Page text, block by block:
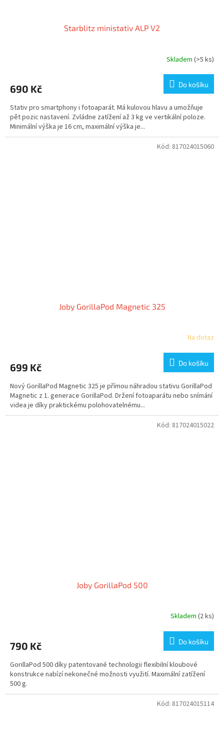
Starblitz ministativ ALP V2
Skladem (>5 ks)
690 Kč Do košíku
Stativ pro smartphony i fotoaparát. Má kulovou hlavu a umožňuje
pět pozic nastavení. Zvládne zatížení až 3 kg ve vertikální poloze.
Minimální výška je 16 cm, maximální výška je...
Joby GorillaPod Magnetic 325
Na dotaz
699 Kč Do košíku
Nový GorillaPod Magnetic 325 je přímou náhradou stativu GorillaPod
Magnetic z 1. generace GorillaPod. Držení fotoaparátu nebo snímání
videa je díky praktickému polohovatelnému...
Kód: 817024015060
Joby GorillaPod 500
Skladem (2 ks)
790 Kč Do košíku
GorillaPod 500 díky patentované technologii flexibilní kloubové
konstrukce nabízí nekonečné možnosti využití. Maximální zatížení
500 g.
Kód: 817024015022
Kód: 817024015114